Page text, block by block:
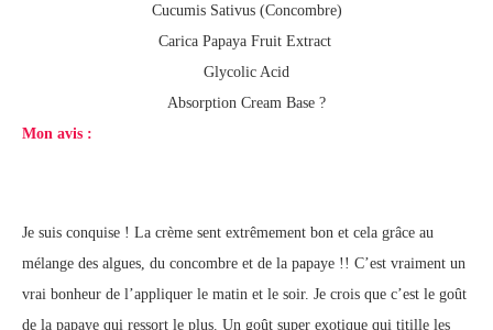
Cucumis Sativus (Concombre)
Carica Papaya Fruit Extract
Glycolic Acid
Absorption Cream Base ?
Mon avis :
Je suis conquise ! La crème sent extrêmement bon et cela grâce au
mélange des algues, du concombre et de la papaye !! C’est vraiment un
vrai bonheur de l’appliquer le matin et le soir. Je crois que c’est le goût
de la papaye qui ressort le plus. Un goût super exotique qui titille les